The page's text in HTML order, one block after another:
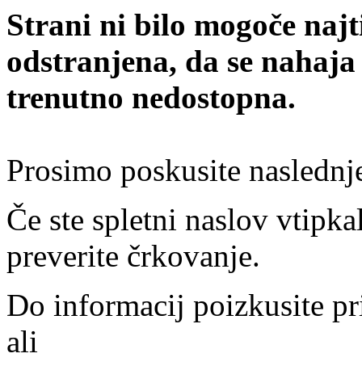
Strani ni bilo mogoče
odstranjena, da se
trenutno nedostopna.
Prosimo poskusite
Če ste spletni naslov
preverite črkovanje.
Do informacij poizkusite
ali